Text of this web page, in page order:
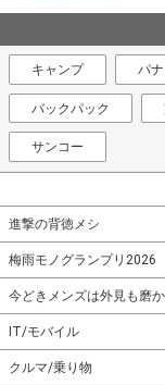
キャンプ パ
バックパック
サンコー
進撃の背徳メシ
梅雨モノグランプリ2026
今どきメンズは外見も磨か
IT/モバイル
クルマ/乗り物